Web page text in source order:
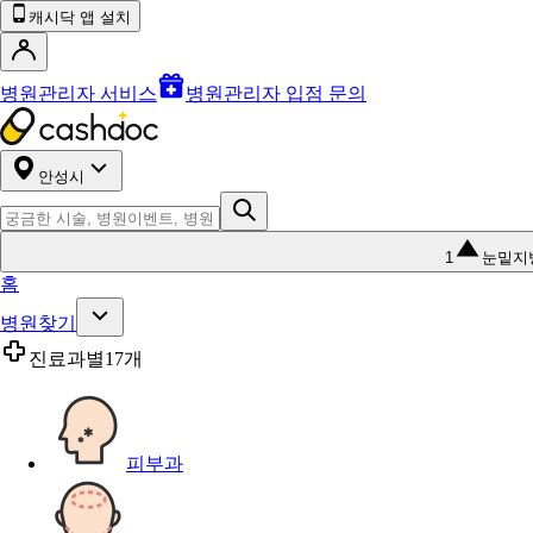
캐시닥 앱 설치
병원관리자 서비스 병원관리자 입점 문의
안성시
1 눈밑지
홈
병원찾기
진료과별17개
피부과